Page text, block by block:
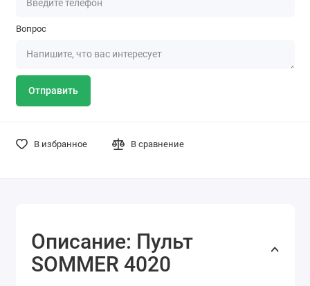
Вопрос
Отправить
В избранное В сравнение
Описание: Пульт
SOMMER 4020